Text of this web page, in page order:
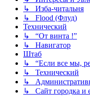
↳ Изба-читальня
↳ Flood (Флуд)
Технический
↳ “От винта !”
↳ Навигатор
Штаб
↳ “Если все мы,
↳ Технический
↳
↳ Сайт городка и